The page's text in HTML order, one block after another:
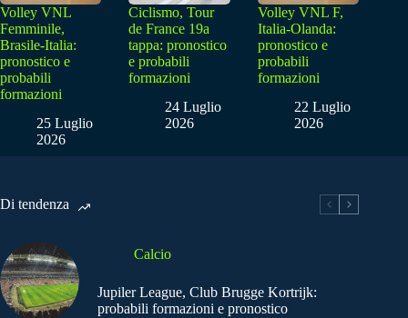
Volley VNL
Femminile,
Brasile-Italia:
pronostico e
probabili
formazioni
25 Luglio
2026
Ciclismo, Tour
de France 19a
tappa: pronostico
e probabili
formazioni
24 Luglio
2026
Volley VNL F,
Italia-Olanda:
pronostico e
probabili
formazioni
22 Luglio
2026
Di tendenza
Calcio
Jupiler League, Club Brugge Kortrijk:
probabili formazioni e pronostico